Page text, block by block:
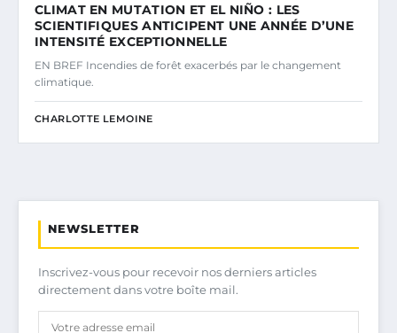
CLIMAT EN MUTATION ET EL NIÑO : LES
SCIENTIFIQUES ANTICIPENT UNE ANNÉE D’UNE
INTENSITÉ EXCEPTIONNELLE
EN BREF Incendies de forêt exacerbés par le changement
climatique.
CHARLOTTE LEMOINE
NEWSLETTER
Inscrivez-vous pour recevoir nos derniers articles
directement dans votre boîte mail.